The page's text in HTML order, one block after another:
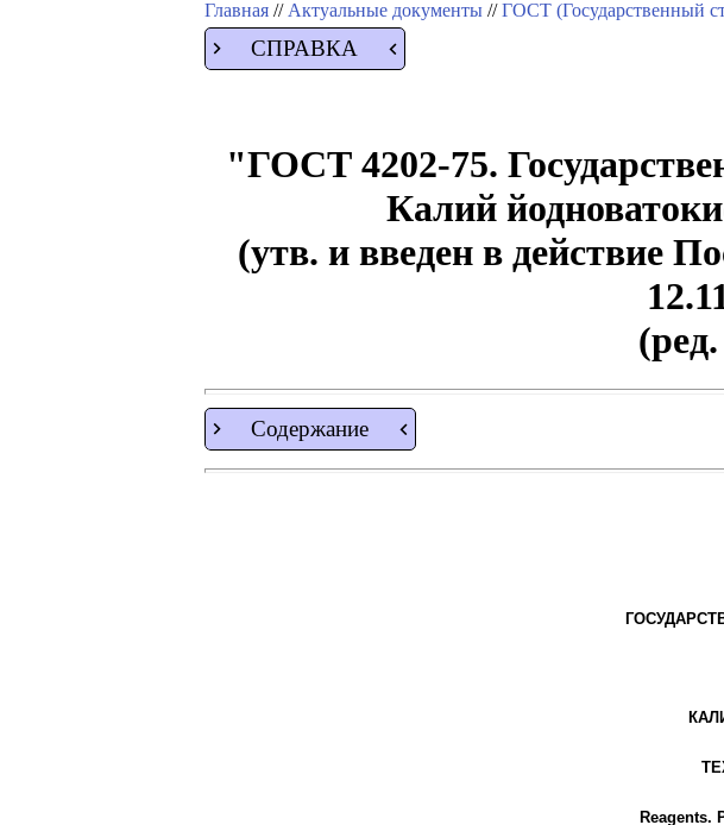
Главная // Актуальные документы //ГОСТ (Государственный
СПРАВКА
"ГОСТ 4202-75.
Калий
(утв. и введен в действие
Содержание
Reagents.